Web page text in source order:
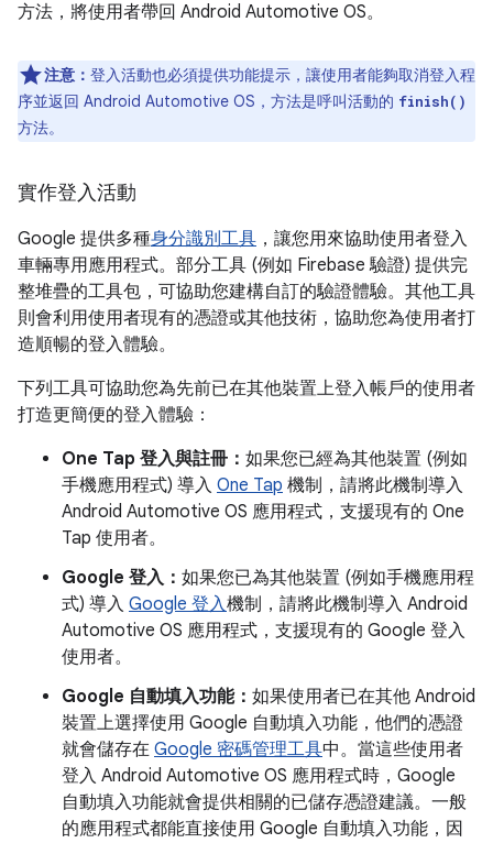
方法，將使用者帶回 Android Automotive OS。
注意： 登入活動也必須提供功能提示，讓使用者能夠取消登入程
序並返回 Android Automotive OS，方法是呼叫活動的 finish()
方法。
實作登入活動
Google 提供多種身分識別工具 ，讓您用來協助使用者登入
車輛專用應用程式。部分工具 (例如 Firebase 驗證) 提供完
整堆疊的工具包，可協助您建構自訂的驗證體驗。其他工具
則會利用使用者現有的憑證或其他技術，協助您為使用者打
造順暢的登入體驗。
下列工具可協助您為先前已在其他裝置上登入帳戶的使用者
打造更簡便的登入體驗：
One Tap 登入與註冊： 如果您已經為其他裝置 (例如
手機應用程式) 導入 One Tap 機制，請將此機制導入
Android Automotive OS 應用程式，支援現有的 One
Tap 使用者。
Google 登入： 如果您已為其他裝置 (例如手機應用程
式) 導入 Google 登入機制，請將此機制導入 Android
Automotive OS 應用程式，支援現有的 Google 登入
使用者。
Google 自動填入功能： 如果使用者已在其他 Android
裝置上選擇使用 Google 自動填入功能，他們的憑證
就會儲存在 Google 密碼管理工具中。當這些使用者
登入 Android Automotive OS 應用程式時，Google
自動填入功能就會提供相關的已儲存憑證建議。一般
的應用程式都能直接使用 Google 自動填入功能，因